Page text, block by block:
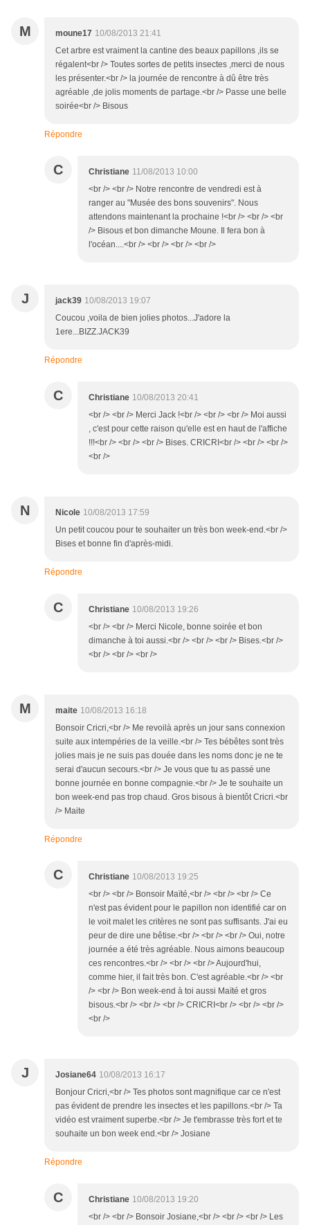
M moune17 10/08/2013 21:41
Cet arbre est vraiment la cantine des beaux papillons ,ils se
régalent<br /> Toutes sortes de petits insectes ,merci de nous
les présenter.<br /> la journée de rencontre à dû être très
agréable ,de jolis moments de partage.<br /> Passe une belle
soirée<br /> Bisous
Répondre
C Christiane 11/08/2013 10:00
<br /> <br /> Notre rencontre de vendredi est à
ranger au "Musée des bons souvenirs". Nous
attendons maintenant la prochaine !<br /> <br /> <br
/> Bisous et bon dimanche Moune. Il fera bon à
l'océan....<br /> <br /> <br /> <br />
J jack39 10/08/2013 19:07
Coucou ,voila de bien jolies photos...J'adore la
1ere...BIZZ.JACK39
Répondre
C Christiane 10/08/2013 20:41
<br /> <br /> Merci Jack !<br /> <br /> <br /> Moi aussi
, c'est pour cette raison qu'elle est en haut de l'affiche
!!!<br /> <br /> <br /> Bises. CRICRI<br /> <br /> <br />
<br />
N Nicole 10/08/2013 17:59
Un petit coucou pour te souhaiter un très bon week-end.<br />
Bises et bonne fin d'après-midi.
Répondre
C Christiane 10/08/2013 19:26
<br /> <br /> Merci Nicole, bonne soirée et bon
dimanche à toi aussi.<br /> <br /> <br /> Bises.<br />
<br /> <br /> <br />
M maite 10/08/2013 16:18
Bonsoir Cricri,<br /> Me revoilà après un jour sans connexion
suite aux intempéries de la veille.<br /> Tes bébêtes sont très
jolies mais je ne suis pas douée dans les noms donc je ne te
serai d'aucun secours.<br /> Je vous que tu as passé une
bonne journée en bonne compagnie.<br /> Je te souhaite un
bon week-end pas trop chaud. Gros bisous à bientôt Cricri.<br
/> Maite
Répondre
C Christiane 10/08/2013 19:25
<br /> <br /> Bonsoir Maïté,<br /> <br /> <br /> Ce
n'est pas évident pour le papillon non identifié car on
le voit malet les critères ne sont pas suffisants. J'ai eu
peur de dire une bêtise.<br /> <br /> <br /> Oui, notre
journée a été très agréable. Nous aimons beaucoup
ces rencontres.<br /> <br /> <br /> Aujourd'hui,
comme hier, il fait très bon. C'est agréable.<br /> <br
/> <br /> Bon week-end à toi aussi Maïté et gros
bisous.<br /> <br /> <br /> CRICRI<br /> <br /> <br />
<br />
J Josiane64 10/08/2013 16:17
Bonjour Cricri,<br /> Tes photos sont magnifique car ce n'est
pas évident de prendre les insectes et les papillons.<br /> Ta
vidéo est vraiment superbe.<br /> Je t'embrasse très fort et te
souhaite un bon week end.<br /> Josiane
Répondre
C Christiane 10/08/2013 19:20
<br /> <br /> Bonsoir Josiane,<br /> <br /> <br /> Les